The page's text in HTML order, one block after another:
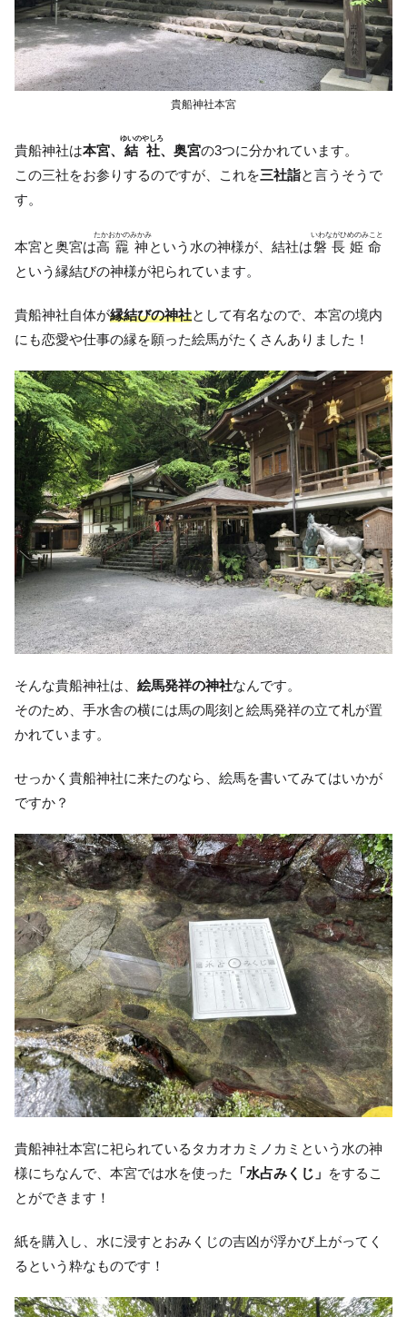
貴船神社本宮
貴船神社は本宮、 結社
ゆいのやしろ
、奥宮の3つに分かれています。
この三社をお参りするのですが、これを三社詣と言うそうで
す。
本宮と奥宮は高龗神
たかおかのみかみ
という水の神様が、結社は磐長姫命
いわながひめのみこと
という縁結びの神様が祀られています。
貴船神社自体が縁結びの神社として有名なので、本宮の境内
にも恋愛や仕事の縁を願った絵馬がたくさんありました！
そんな貴船神社は、 絵馬発祥の神社なんです。
そのため、手水舎の横には馬の彫刻と絵馬発祥の立て札が置
かれています。
せっかく貴船神社に来たのなら、絵馬を書いてみてはいかが
ですか？
貴船神社本宮に祀られているタカオカミノカミという水の神
様にちなんで、本宮では水を使った
「水占みくじ」 をするこ
とができます！
紙を購入し、水に浸すとおみくじの吉凶が浮かび上がってく
るという粋なものです！